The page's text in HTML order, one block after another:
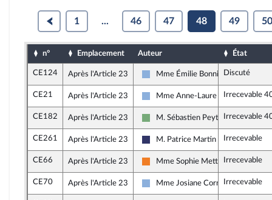
1 ... 46 47 48 49 50
n° Emplacement Auteur État
CE124 Après l'Article 23
Droite Républicaine
Mme Émilie BonnivardDiscuté
CE21 Après l'Article 23
Droite Républicaine
Mme Anne-Laure BlinIrrecevable
CE182 Après l'Article 23
Écologiste et Social
M. Sébastien PeytavieIrrecevable
CE261 Après l'Article 23
Rassemblement National
M. Patrice Martin Irrecevable
CE66 Après l'Article 23
Les Démocrates
Mme Sophie Mette Irrecevable
CE70 Après l'Article 23
Droite Républicaine
Mme Josiane CorneloupIrrecevable